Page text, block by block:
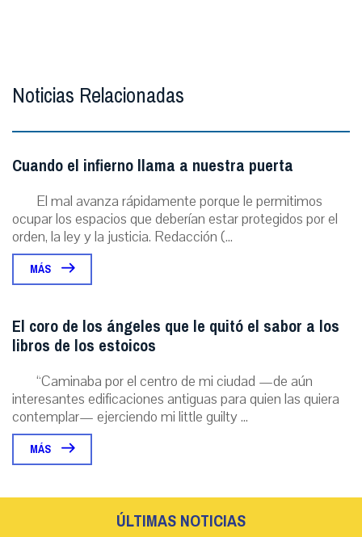
Noticias Relacionadas
Cuando el infierno llama a nuestra puerta
El mal avanza rápidamente porque le permitimos
ocupar los espacios que deberían estar protegidos por el
orden, la ley y la justicia. Redacción (...
MÁS
El coro de los ángeles que le quitó el sabor a los
libros de los estoicos
“Caminaba por el centro de mi ciudad —de aún
interesantes edificaciones antiguas para quien las quiera
contemplar— ejerciendo mi little guilty ...
MÁS
ÚLTIMAS NOTICIAS